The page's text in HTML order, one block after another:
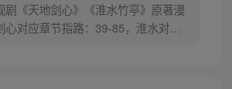
剧《天地剑心》《淮水竹亭》原著漫
心对应章节指路：39-85，淮水对应